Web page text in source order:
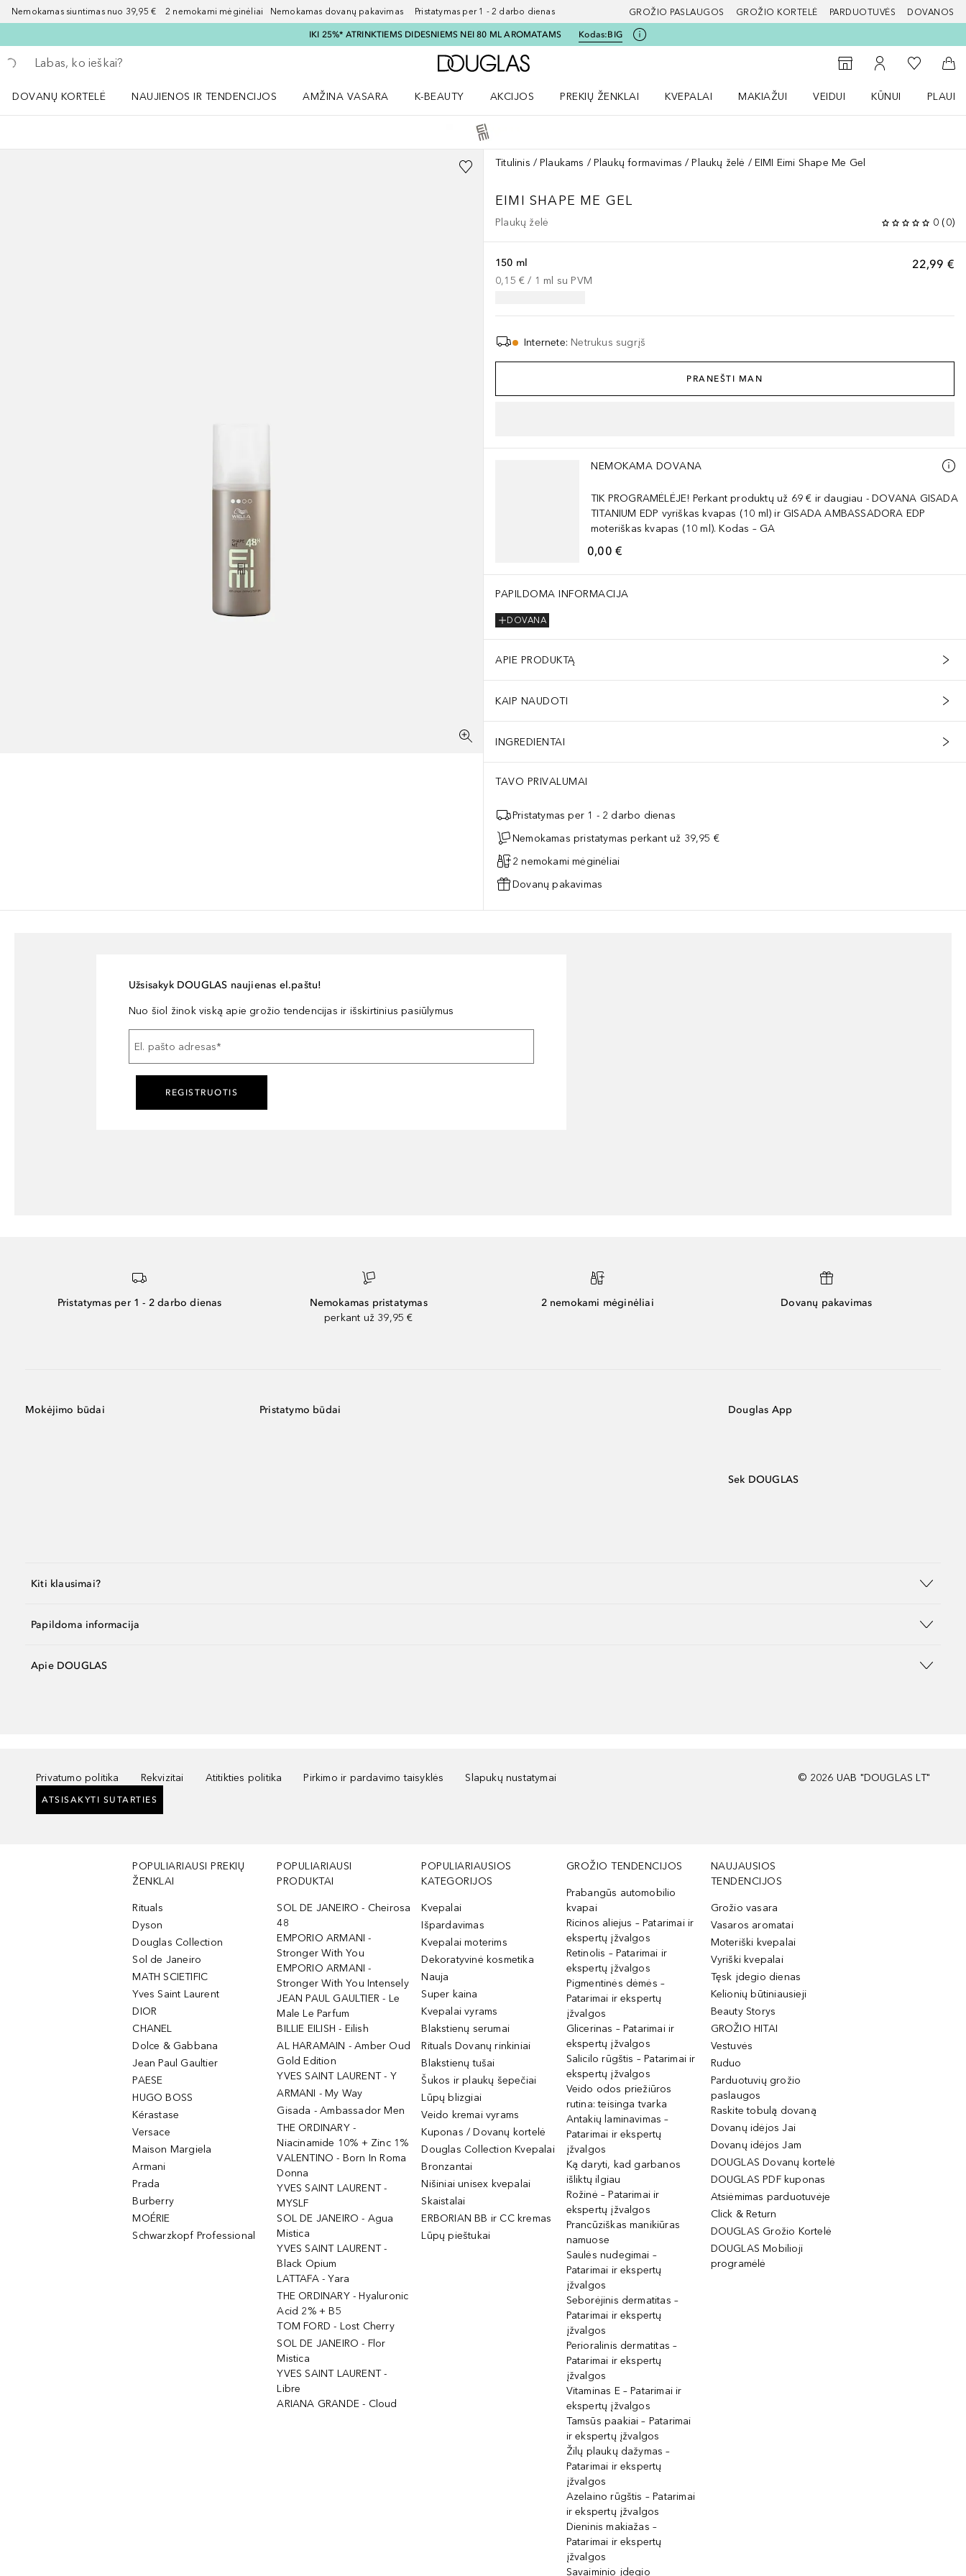
Nemokamas siuntimas nuo 39,95 € 2 nemokami mėginėliai Nemokamas dovanų pakavimas Pristatymas per 1 - 2 darbo dienas GROŽIO PASLAUGOS GROŽIO KORTELĖ PARDUOTUVĖS DOVANOS
IKI 25%* ATRINKTIEMS DIDESNIEMS NEI 80 ML AROMATAMS Kodas:BIG
Grįžk atgal
Vykdykite paiešką
Į Douglas pagrindinį puslapį
Į parduotuvių paiešką
Į mano paskyrą
Į mano
Į
DOVANŲ KORTELĖ
NAUJIENOS IR TENDENCIJOS
AMŽINA VASARA
K-BEAUTY
AKCIJOS
PREKIŲ ŽENKLAI
KVEPALAI
MAKIAŽUI
VEIDUI
KŪNUI
Titulinis Plaukams Plaukų formavimas Plaukų želė EIMI Eimi Shape Me Gel
EIMI SHAPE ME GEL
Plaukų želė 0 (0)
22,99 €
150 ml
0,15 € / 1 ml su PVM
Internete: Netrukus sugrįš
PRANEŠTI MAN
Praleisti slankiklį
NEMOKAMA DOVANA
TIK PROGRAMĖLĖJE! Perkant produktų už 69 € ir daugiau - DOVANA GISADA
TITANIUM EDP vyriškas kvapas (10 ml) ir GISADA AMBASSADORA EDP
moteriškas kvapas (10 ml). Kodas – GA
0,00 €
PAPILDOMA INFORMACIJA
DOVANA
APIE PRODUKTĄ
KAIP NAUDOTI
INGREDIENTAI
TAVO PRIVALUMAI
Pristatymas per 1 - 2 darbo dienas
Nemokamas pristatymas perkant už 39,95 €
2 nemokami mėginėliai
Dovanų pakavimas
Užsisakyk DOUGLAS naujienas el.paštu!
Nuo šiol žinok viską apie grožio tendencijas ir išskirtinius pasiūlymus
El. pašto adresas*
REGISTRUOTIS
Pristatymas per 1 - 2 darbo dienas
Nemokamas pristatymas
perkant už 39,95 €
2 nemokami mėginėliai Dovanų pakavimas
Mokėjimo būdai Pristatymo būdai Douglas App
Sek DOUGLAS
Kiti klausimai?
Papildoma informacija
Apie DOUGLAS
Privatumo politika Rekvizitai Atitikties politika Pirkimo ir pardavimo taisyklės Slapukų nustatymai
ATSISAKYTI SUTARTIES
© 2026 UAB "DOUGLAS LT"
POPULIARIAUSI PREKIŲ
ŽENKLAI
Rituals
Dyson
Douglas Collection
Sol de Janeiro
MATH SCIETIFIC
Yves Saint Laurent
DIOR
CHANEL
Dolce & Gabbana
Jean Paul Gaultier
PAESE
HUGO BOSS
Kérastase
Versace
Maison Margiela
Armani
Prada
Burberry
MOÉRIE
Schwarzkopf Professional
POPULIARIAUSI
PRODUKTAI
SOL DE JANEIRO - Cheirosa
48
EMPORIO ARMANI -
Stronger With You
EMPORIO ARMANI -
Stronger With You Intensely
JEAN PAUL GAULTIER - Le
Male Le Parfum
BILLIE EILISH - Eilish
AL HARAMAIN - Amber Oud
Gold Edition
YVES SAINT LAURENT - Y
ARMANI - My Way
Gisada - Ambassador Men
THE ORDINARY -
Niacinamide 10% + Zinc 1%
VALENTINO - Born In Roma
Donna
YVES SAINT LAURENT -
MYSLF
SOL DE JANEIRO - Agua
Mistica
YVES SAINT LAURENT -
Black Opium
LATTAFA - Yara
THE ORDINARY - Hyaluronic
Acid 2% + B5
TOM FORD - Lost Cherry
SOL DE JANEIRO - Flor
Mistica
YVES SAINT LAURENT -
Libre
ARIANA GRANDE - Cloud
POPULIARIAUSIOS
KATEGORIJOS
Kvepalai
Išpardavimas
Kvepalai moterims
Dekoratyvinė kosmetika
Nauja
Super kaina
Kvepalai vyrams
Blakstienų serumai
Rituals Dovanų rinkiniai
Blakstienų tušai
Šukos ir plaukų šepečiai
Lūpų blizgiai
Veido kremai vyrams
Kuponas / Dovanų kortelė
Douglas Collection Kvepalai
Bronzantai
Nišiniai unisex kvepalai
Skaistalai
ERBORIAN BB ir CC kremas
Lūpų pieštukai
GROŽIO TENDENCIJOS
Prabangūs automobilio
kvapai
Ricinos aliejus – Patarimai ir
ekspertų įžvalgos
Retinolis – Patarimai ir
ekspertų įžvalgos
Pigmentinės dėmės –
Patarimai ir ekspertų
įžvalgos
Glicerinas – Patarimai ir
ekspertų įžvalgos
Salicilo rūgštis – Patarimai ir
ekspertų įžvalgos
Veido odos priežiūros
rutina: teisinga tvarka
Antakių laminavimas –
Patarimai ir ekspertų
įžvalgos
Ką daryti, kad garbanos
išliktų ilgiau
Rožinė – Patarimai ir
ekspertų įžvalgos
Prancūziškas manikiūras
namuose
Saulės nudegimai –
Patarimai ir ekspertų
įžvalgos
Seborėjinis dermatitas –
Patarimai ir ekspertų
įžvalgos
Perioralinis dermatitas –
Patarimai ir ekspertų
įžvalgos
Vitaminas E – Patarimai ir
ekspertų įžvalgos
Tamsūs paakiai – Patarimai
ir ekspertų įžvalgos
Žilų plaukų dažymas –
Patarimai ir ekspertų
įžvalgos
Azelaino rūgštis – Patarimai
ir ekspertų įžvalgos
Dieninis makiažas –
Patarimai ir ekspertų
įžvalgos
Savaiminio įdegio
NAUJAUSIOS
TENDENCIJOS
Grožio vasara
Vasaros aromatai
Moteriški kvepalai
Vyriški kvepalai
Tęsk įdegio dienas
Kelionių būtiniausieji
Beauty Storys
GROŽIO HITAI
Vestuvės
Ruduo
Parduotuvių grožio
paslaugos
Raskite tobulą dovaną
Dovanų idėjos Jai
Dovanų idėjos Jam
DOUGLAS Dovanų kortelė
DOUGLAS PDF kuponas
Atsiėmimas parduotuvėje
Click & Return
DOUGLAS Grožio Kortelė
DOUGLAS Mobilioji
programėlė